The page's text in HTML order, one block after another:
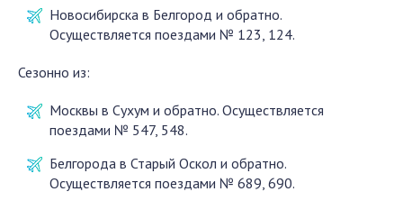
Новосибирска в Белгород и обратно.
Осуществляется поездами № 123, 124.
Сезонно из:
Москвы в Сухум и обратно. Осуществляется
поездами № 547, 548.
Белгорода в Старый Оскол и обратно.
Осуществляется поездами № 689, 690.